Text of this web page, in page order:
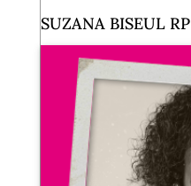
SUZANA BISEUL RP